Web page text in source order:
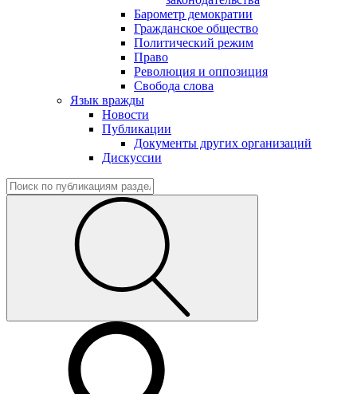
Барометр демократии
Гражданское общество
Политический режим
Право
Революция и оппозиция
Свобода слова
Язык вражды
Новости
Публикации
Документы других организаций
Дискуссии